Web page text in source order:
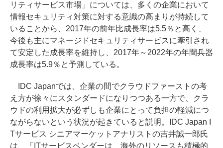
リティサービス市場」については、多くの企業において
情報セキュリティ対策に対する意識の高まりが持続して
いることから、2017年の前年比成長率は5.5％と高く、
今後も主にマネージドセキュリティサービスに牽引され
て安定した成長率を維持し、2017年～2022年の年間兵器
成長率は5.9％と予測している。
IDC Japanでは、企業の間でクラウドファーストの考
え方が徐々にスタンダードになりつつある一方で、クラ
ウドの利用拡大が必ずしも企業にとって負担の軽減につ
ながらないという状況が起きていると説明。IDC Japan I
Tサービス シニアマーケットアナリストの吉井誠一郎氏
は、「ITサービスベンダーは、海外のリソースも積極的